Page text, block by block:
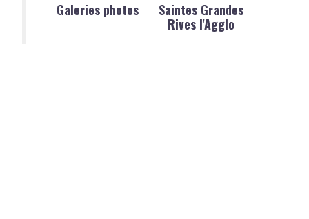
Galeries photos
Saintes Grandes
Rives l'Agglo